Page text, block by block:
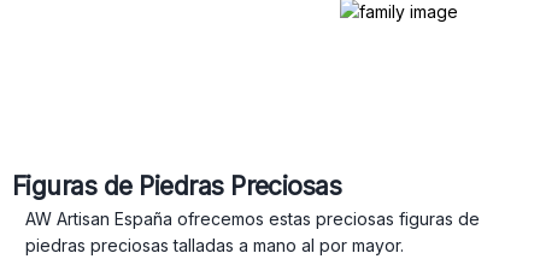
Figuras de Piedras Preciosas
AW Artisan España ofrecemos estas preciosas figuras de
piedras preciosas talladas a mano al por mayor.